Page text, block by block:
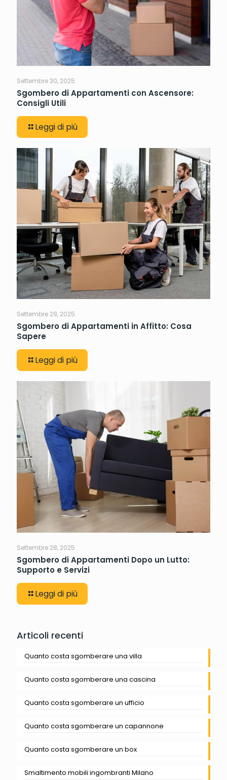
Settembre 30, 2025
Sgombero di Appartamenti con Ascensore:
Consigli Utili
Leggi di più
Settembre 29, 2025
Sgombero di Appartamenti in Affitto: Cosa
Sapere
Leggi di più
Settembre 28, 2025
Sgombero di Appartamenti Dopo un Lutto:
Supporto e Servizi
Leggi di più
Articoli recenti
Quanto costa sgomberare una villa
Quanto costa sgomberare una cascina
Quanto costa sgomberare un ufficio
Quanto costa sgomberare un capannone
Quanto costa sgomberare un box
Smaltimento mobili ingombranti Milano